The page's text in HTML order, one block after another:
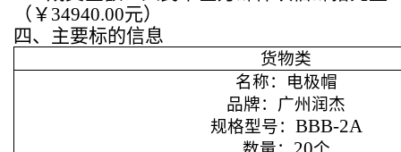
（￥ 34940.00元）
四、主要标的信息
货物类
名称：电极帽
品牌：广州润杰
规格型号： BBB-2A